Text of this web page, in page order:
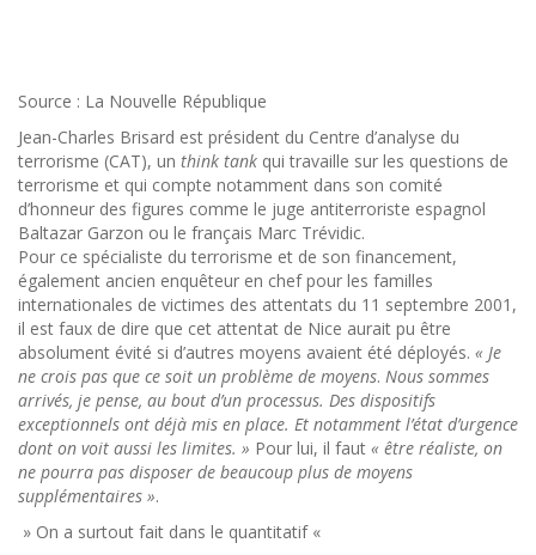
Source : La Nouvelle République
Jean-Charles Brisard est président du Centre d’analyse du
terrorisme (CAT), un think tank qui travaille sur les questions de
terrorisme et qui compte notamment dans son comité
d’honneur des figures comme le juge antiterroriste espagnol
Baltazar Garzon ou le français Marc Trévidic.
Pour ce spécialiste du terrorisme et de son financement,
également ancien enquêteur en chef pour les familles
internationales de victimes des attentats du 11 septembre 2001,
il est faux de dire que cet attentat de Nice aurait pu être
absolument évité si d’autres moyens avaient été déployés. « Je
ne crois pas que ce soit un problème de moyens. Nous sommes
arrivés, je pense, au bout d’un processus. Des dispositifs
exceptionnels ont déjà mis en place. Et notamment l’état d’urgence
dont on voit aussi les limites. » Pour lui, il faut « être réaliste, on
ne pourra pas disposer de beaucoup plus de moyens
supplémentaires ».
» On a surtout fait dans le quantitatif «